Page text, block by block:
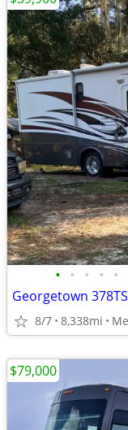
• • • • •
Georgetown
8/7 8,338mi
$79,000